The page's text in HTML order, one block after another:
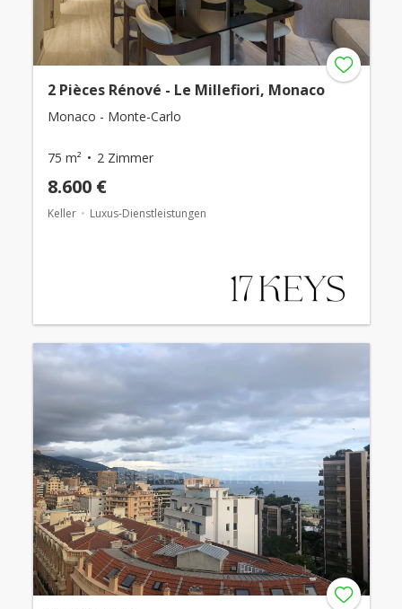
2 Pièces Rénové - Le Millefiori, Monaco
Monaco - Monte-Carlo
75 m² 2 Zimmer
8.600 €
Keller Luxus-Dienstleistungen